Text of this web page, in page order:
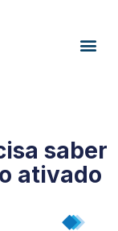
saber
ativado